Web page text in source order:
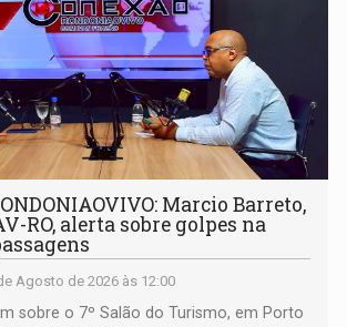
Marcio Barreto,
RO, alerta sobre golpes na
Agosto de 2026 às 12:00
sobre o 7º Salão do Turismo, em Porto